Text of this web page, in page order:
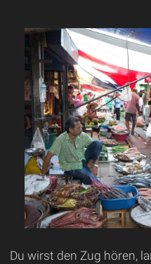
Du wirst den Zug hören,